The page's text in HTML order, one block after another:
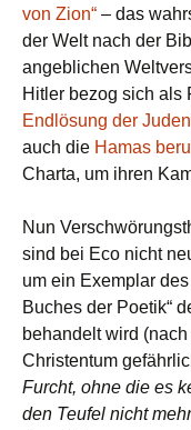
von Zion“ – das
der Welt nach der
angeblichen
Hitler bezog sich als
Endlösung der
auch die Hamas
Charta, um ihren
Nun
sind bei Eco nicht
um ein Exemplar
Buches der Poetik“
behandelt wird
Christentum
Furcht, ohne die es
den Teufel nicht